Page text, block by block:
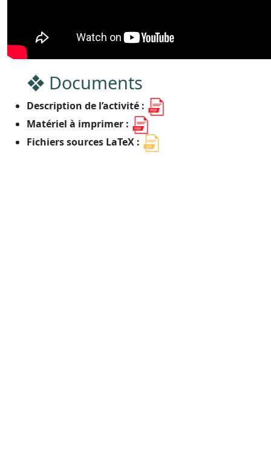
Documents
Description de l’activité :
Matériel à imprimer :
Fichiers sources LaTeX :